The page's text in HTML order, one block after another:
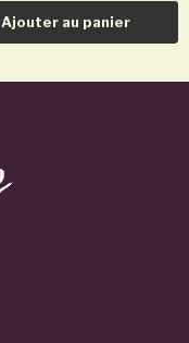
Ajouter au panier